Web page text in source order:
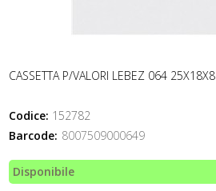
CASSETTA P/VALORI LEBEZ 064 25X18X8
Codice: 152782
Barcode: 8007509000649
Disponibile